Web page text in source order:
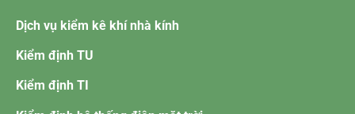
Dịch vụ kiểm kê khí nhà kính
Kiểm định TU
Kiểm định TI